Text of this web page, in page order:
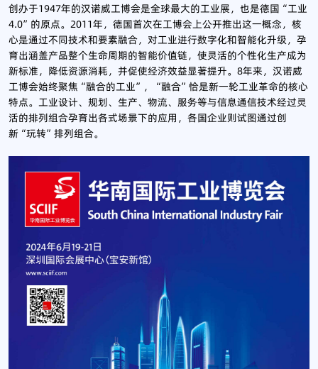
创办于1947年的汉诺威工博会是全球最大的工业展，也是德国“工业
4.0”的原点。2011年，德国首次在工博会上公开推出这一概念，核
心是通过不同技术和要素融合，对工业进行数字化和智能化升级，孕
育出涵盖产品整个生命周期的智能价值链，使灵活的个性化生产成为
新标准，降低资源消耗，并促使经济效益显著提升。8年来，汉诺威
工博会始终聚焦“融合的工业”，“融合”恰是新一轮工业革命的核心
特点。工业设计、规划、生产、物流、服务等与信息通信技术经过灵
活的排列组合孕育出各式场景下的应用，各国企业则试图通过创
新“玩转”排列组合。